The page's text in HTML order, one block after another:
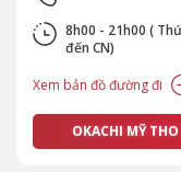
đến CN)
OKACHI QUẬN 7